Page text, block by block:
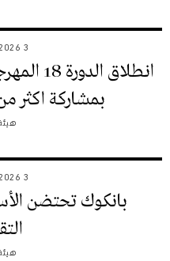
3 AUGUST 2026
انطلاق
بمشاركة اكثر من 300 طفلة
3 AUGUST 2026
بانكوك تحتضن